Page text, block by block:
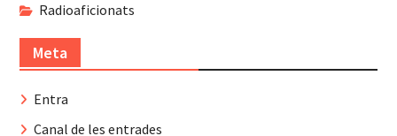
Radioaficionats
Meta
Entra
Canal de les entrades